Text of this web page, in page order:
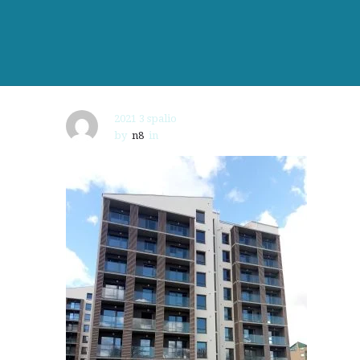
2021 3 spalio
by n8 in